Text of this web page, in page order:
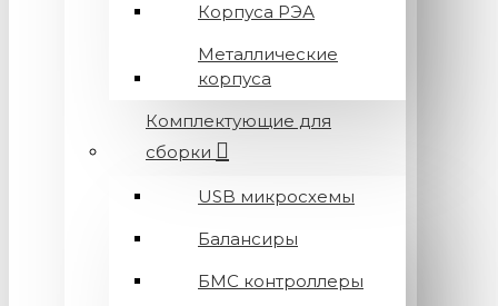
Корпуса РЭА
Металлические
корпуса
Комплектующие для
сборки
USB микросхемы
Балансиры
БМС контроллеры